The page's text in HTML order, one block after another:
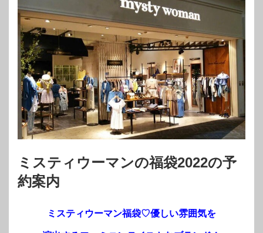
ミスティウーマンの福袋2022の予
約案内
ミスティウーマン福袋♡優しい雰囲気を